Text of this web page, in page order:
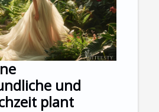
und
plant